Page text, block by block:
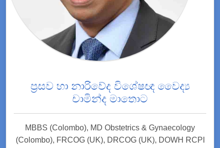
ප්‍රසව හා නාරිවේද විශේෂඥ වෛද්‍ය
චාමින්ද මාතොට
MBBS (Colombo), MD Obstetrics & Gynaecology
(Colombo), FRCOG (UK), DRCOG (UK), DOWH RCPI